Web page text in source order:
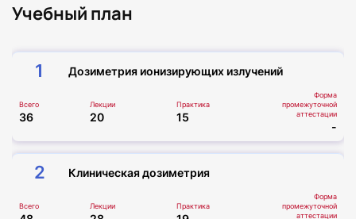
Учебный план
1 Дозиметрия ионизирующих излучений
Всего
36
Лекции
20
Практика
15
Форма
промежуточной
аттестации
-
2 Клиническая дозиметрия
Всего Лекции Практика
Форма
промежуточной
аттестации